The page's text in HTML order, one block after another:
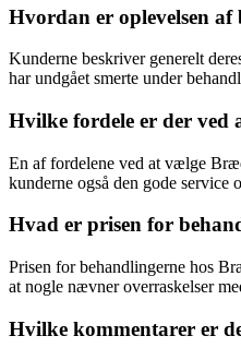
Hvordan er oplevelsen
Kunderne beskriver generelt
har undgået smerte under
Hvilke fordele er der
En af fordelene ved at vælge
kunderne også den gode service
Hvad er prisen for
Prisen for behandlingerne hos
at nogle nævner overraskelser
Hvilke kommentarer er